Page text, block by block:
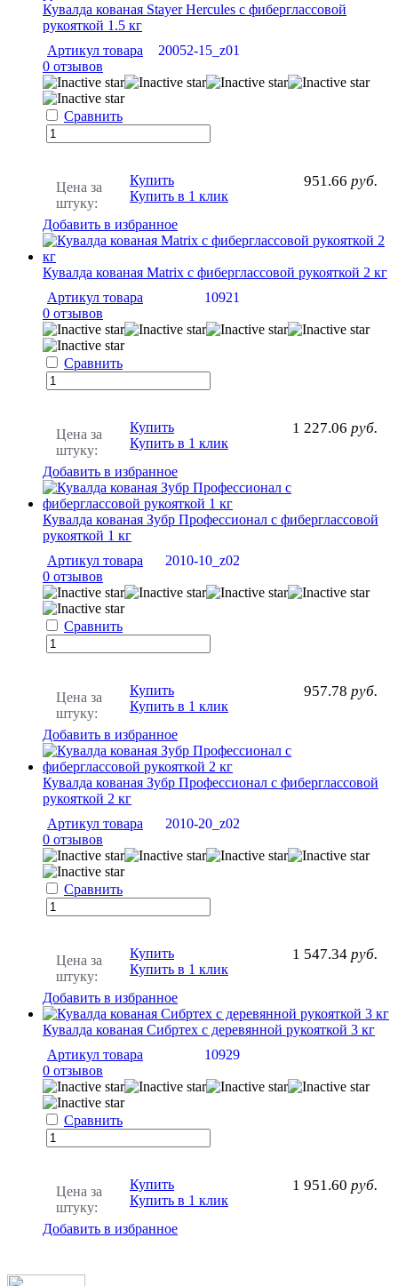
Кувалда кованая Stayer Hercules с фиберглассовой
рукояткой 1.5 кг
Артикул товара
20052-15_z01
0 отзывов
Сравнить
Цена за
штуку:
951.66 руб.
Купить
Купить в 1 клик
Добавить в избранное
Кувалда кованая Matrix с фиберглассовой рукояткой 2 кг
Артикул товара
10921
0 отзывов
Сравнить
Цена за
штуку:
1 227.06 руб.
Купить
Купить в 1 клик
Добавить в избранное
Кувалда кованая Зубр Профессионал с фиберглассовой
рукояткой 1 кг
Артикул товара
2010-10_z02
0 отзывов
Сравнить
Цена за
штуку:
957.78 руб.
Купить
Купить в 1 клик
Добавить в избранное
Кувалда кованая Зубр Профессионал с фиберглассовой
рукояткой 2 кг
Артикул товара
2010-20_z02
0 отзывов
Сравнить
Цена за
штуку:
1 547.34 руб.
Купить
Купить в 1 клик
Добавить в избранное
Кувалда кованая Сибртех с деревянной рукояткой 3 кг
Артикул товара
10929
0 отзывов
Сравнить
Цена за
штуку:
1 951.60 руб.
Купить
Купить в 1 клик
Добавить в избранное